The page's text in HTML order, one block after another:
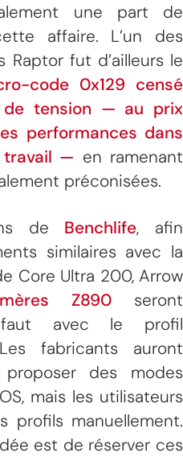
une part de
affaire. L’un des
Raptor fut d’ailleurs le
code 0x129 censé
de tension — au prix
performances dans
travail — en ramenant
préconisées.
de Benchlife, afin
similaires avec la
Core Ultra 200, Arrow
Z890seront
avec le profil
fabricants auront
des modes
mais les utilisateurs
profils manuellement.
est de réserver ces